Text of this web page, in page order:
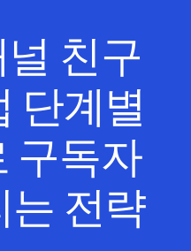
친구
단계별
구독자
는 전략